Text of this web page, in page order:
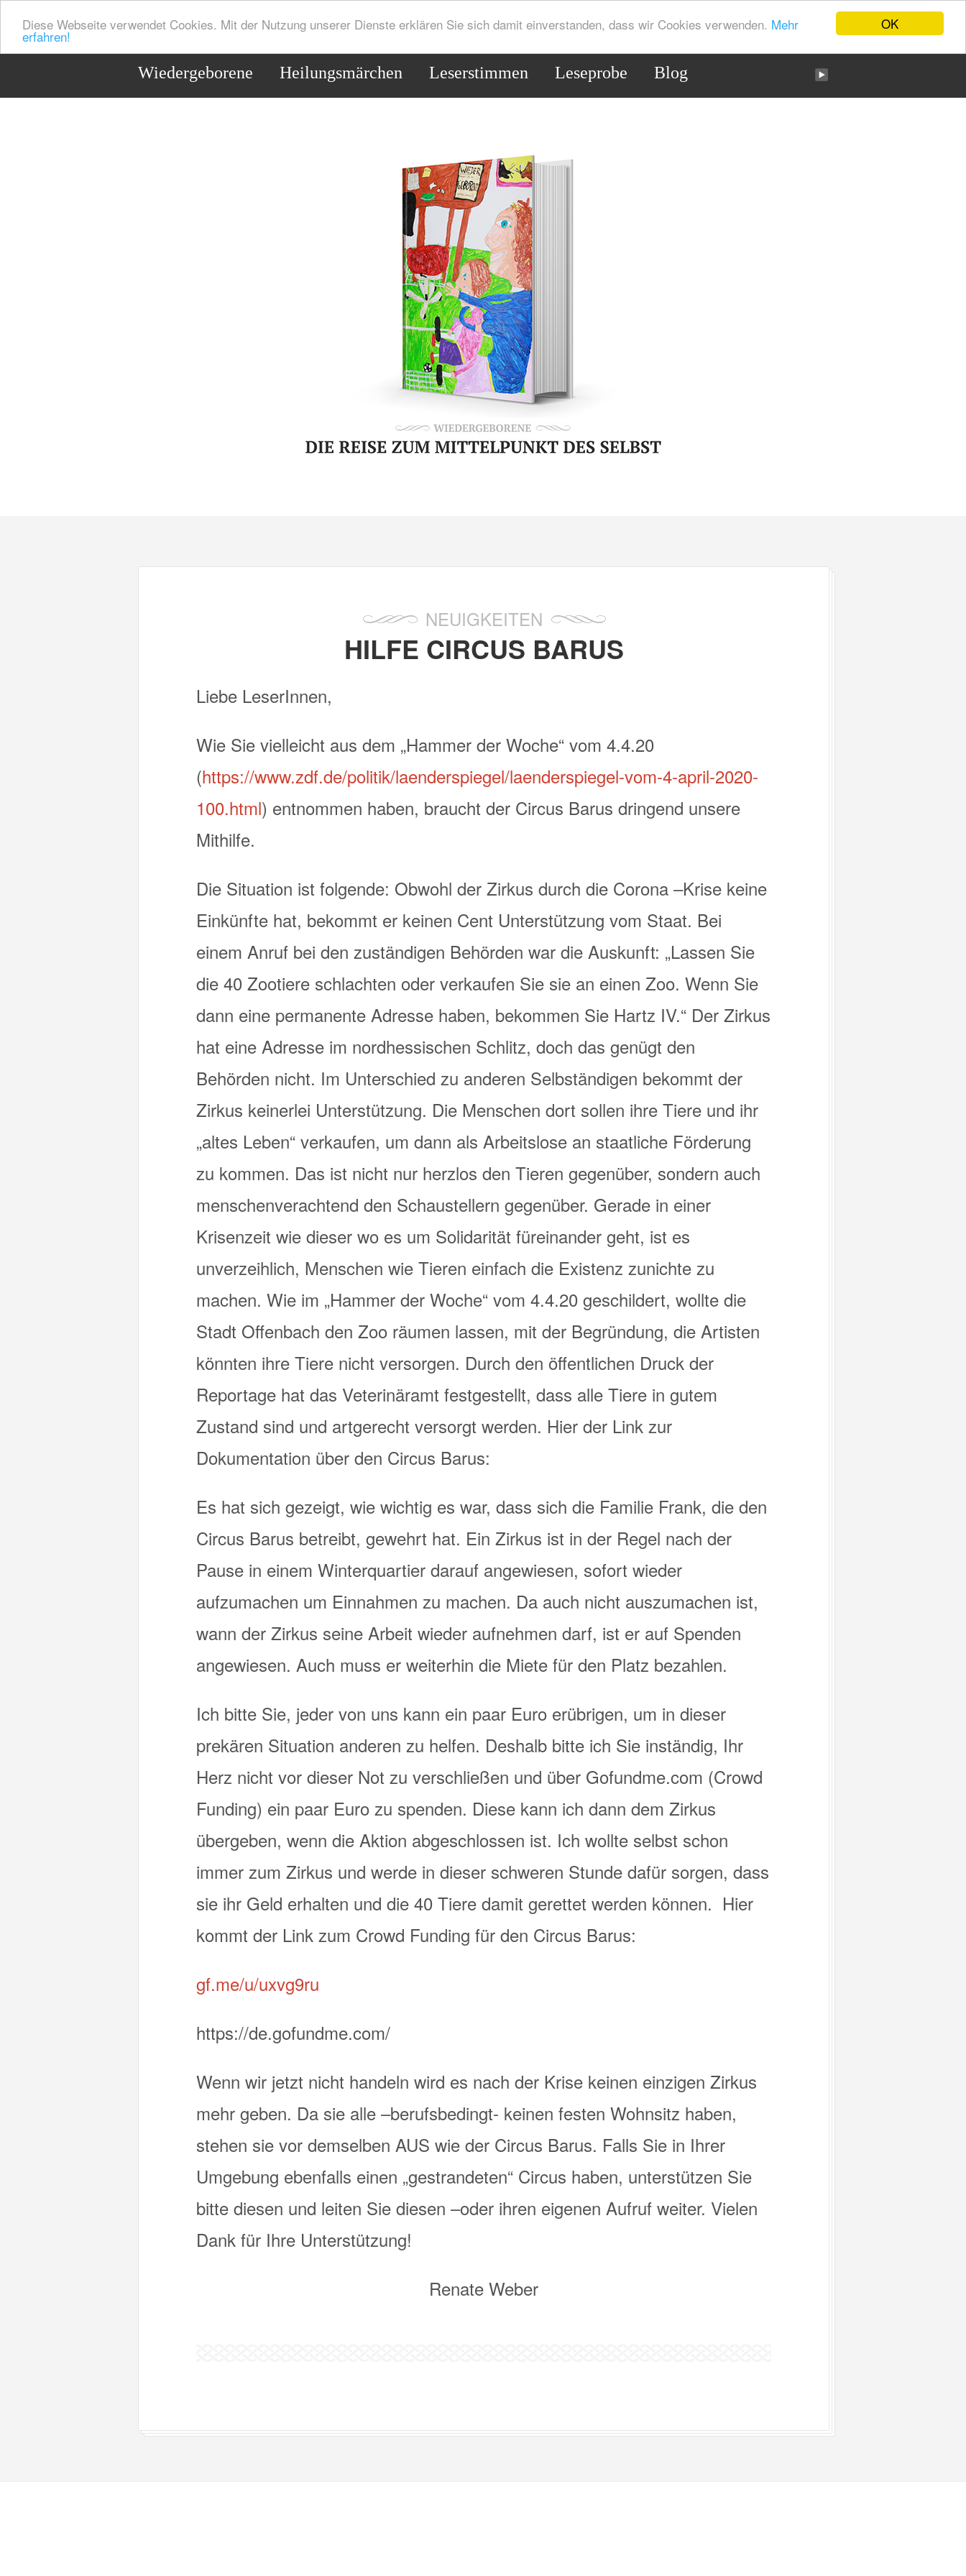
OK
Diese Webseite verwendet Cookies. Mit der Nutzung unserer Dienste erklären Sie sich damit einverstanden, dass wir Cookies verwenden. Mehr
erfahren!
Wiedergeborene Heilungsmärchen Leserstimmen Leseprobe Blog
NEUIGKEITEN
HILFE CIRCUS BARUS
Liebe LeserInnen,
Wie Sie vielleicht aus dem „Hammer der Woche“ vom 4.4.20
(https://www.zdf.de/politik/laenderspiegel/laenderspiegel-vom-4-april-2020-
100.html) entnommen haben, braucht der Circus Barus dringend unsere
Mithilfe.
Die Situation ist folgende: Obwohl der Zirkus durch die Corona –Krise keine
Einkünfte hat, bekommt er keinen Cent Unterstützung vom Staat. Bei
einem Anruf bei den zuständigen Behörden war die Auskunft: „Lassen Sie
die 40 Zootiere schlachten oder verkaufen Sie sie an einen Zoo. Wenn Sie
dann eine permanente Adresse haben, bekommen Sie Hartz IV.“ Der Zirkus
hat eine Adresse im nordhessischen Schlitz, doch das genügt den
Behörden nicht. Im Unterschied zu anderen Selbständigen bekommt der
Zirkus keinerlei Unterstützung. Die Menschen dort sollen ihre Tiere und ihr
„altes Leben“ verkaufen, um dann als Arbeitslose an staatliche Förderung
zu kommen. Das ist nicht nur herzlos den Tieren gegenüber, sondern auch
menschenverachtend den Schaustellern gegenüber. Gerade in einer
Krisenzeit wie dieser wo es um Solidarität füreinander geht, ist es
unverzeihlich, Menschen wie Tieren einfach die Existenz zunichte zu
machen. Wie im „Hammer der Woche“ vom 4.4.20 geschildert, wollte die
Stadt Offenbach den Zoo räumen lassen, mit der Begründung, die Artisten
könnten ihre Tiere nicht versorgen. Durch den öffentlichen Druck der
Reportage hat das Veterinäramt festgestellt, dass alle Tiere in gutem
Zustand sind und artgerecht versorgt werden. Hier der Link zur
Dokumentation über den Circus Barus:
Es hat sich gezeigt, wie wichtig es war, dass sich die Familie Frank, die den
Circus Barus betreibt, gewehrt hat. Ein Zirkus ist in der Regel nach der
Pause in einem Winterquartier darauf angewiesen, sofort wieder
aufzumachen um Einnahmen zu machen. Da auch nicht auszumachen ist,
wann der Zirkus seine Arbeit wieder aufnehmen darf, ist er auf Spenden
angewiesen. Auch muss er weiterhin die Miete für den Platz bezahlen.
Ich bitte Sie, jeder von uns kann ein paar Euro erübrigen, um in dieser
prekären Situation anderen zu helfen. Deshalb bitte ich Sie inständig, Ihr
Herz nicht vor dieser Not zu verschließen und über Gofundme.com (Crowd
Funding) ein paar Euro zu spenden. Diese kann ich dann dem Zirkus
übergeben, wenn die Aktion abgeschlossen ist. Ich wollte selbst schon
immer zum Zirkus und werde in dieser schweren Stunde dafür sorgen, dass
sie ihr Geld erhalten und die 40 Tiere damit gerettet werden können. Hier
kommt der Link zum Crowd Funding für den Circus Barus:
gf.me/u/uxvg9ru
https://de.gofundme.com/
Wenn wir jetzt nicht handeln wird es nach der Krise keinen einzigen Zirkus
mehr geben. Da sie alle –berufsbedingt- keinen festen Wohnsitz haben,
stehen sie vor demselben AUS wie der Circus Barus. Falls Sie in Ihrer
Umgebung ebenfalls einen „gestrandeten“ Circus haben, unterstützen Sie
bitte diesen und leiten Sie diesen –oder ihren eigenen Aufruf weiter. Vielen
Dank für Ihre Unterstützung!
Renate Weber